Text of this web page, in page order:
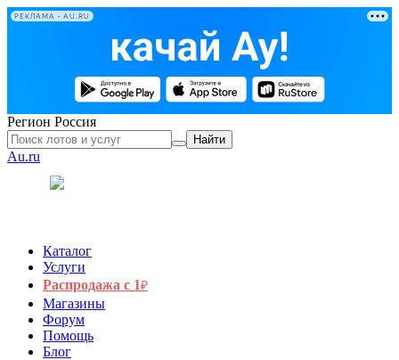
РЕКЛАМА • AU.RU
Регион Россия
Найти
Au.ru
Каталог
Услуги
Распродажа с 1₽
Магазины
Форум
Помощь
Блог